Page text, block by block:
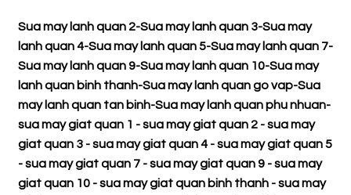
Sua may lanh quan 2-Sua may lanh quan 3-Sua may
lanh quan 4-Sua may lanh quan 5-Sua may lanh quan 7-
Sua may lanh quan 9-Sua may lanh quan 10-Sua may
lanh quan binh thanh-Sua may lanh quan go vap-Sua
may lanh quan tan binh-Sua may lanh quan phu nhuan-
sua may giat quan 1 -sua may giat quan 2 -sua may
giat quan 3 -sua may giat quan 4 -sua may giat quan 5
-sua may giat quan 7 -sua may giat quan 9 -sua may
giat quan 10 -sua may giat quan binh thanh -sua may